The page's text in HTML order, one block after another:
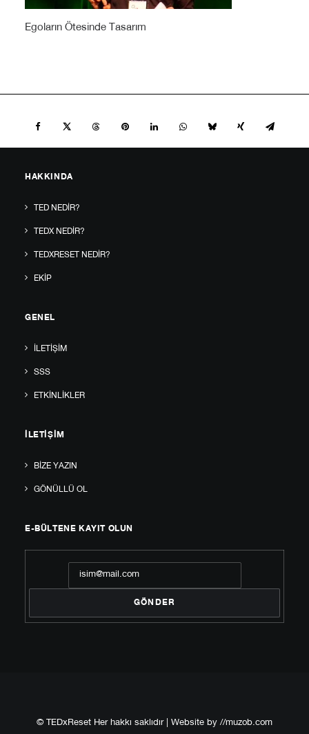
Egoların Ötesinde Tasarım
HAKKINDA
TED NEDIR?
TEDX NEDIR?
TEDXRESET NEDIR?
EKIP
GENEL
İLETIŞIM
SSS
ETKINLIKLER
İLETIŞIM
BIZE YAZIN
GÖNÜLLÜ OL
E-BÜLTENE KAYIT OLUN
© TEDxReset Her hakkı saklıdır | Website by //muzob.com